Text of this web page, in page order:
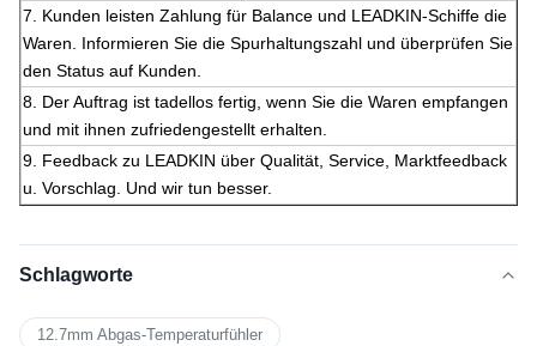
7. Kunden leisten Zahlung für Balance und LEADKIN-Schiffe die
Waren. Informieren Sie die Spurhaltungszahl und überprüfen Sie
den Status auf Kunden.
8. Der Auftrag ist tadellos fertig, wenn Sie die Waren empfangen
und mit ihnen zufriedengestellt erhalten.
9. Feedback zu LEADKIN über Qualität, Service, Marktfeedback
u. Vorschlag. Und wir tun besser.
Schlagworte
12.7mm Abgas-Temperaturfühler